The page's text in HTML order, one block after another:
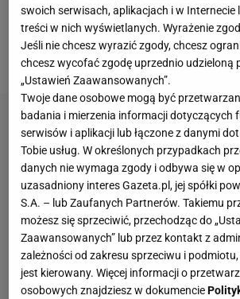
opublikowała na plk.pl dane o
halach. W roli głównej wystąpili
czyli kibice z Zielonej Góry.
swoich serwisach, aplikacjach i w Internecie
treści w nich wyświetlanych. Wyrażenie
Jeśli nie chcesz wyrazić zgody, chcesz
chcesz wycofać zgodę uprzednio udzieloną
„Ustawień Zaawansowanych”.
Twoje dane osobowe mogą być
badania i mierzenia informacji dotyczących
serwisów i aplikacji lub łączone z danymi
Tobie usług. W określonych przypadkach
danych nie wymaga zgody i odbywa się w
uzasadniony interes Gazeta.pl, jej spółki
S.A. – lub Zaufanych Partnerów. Takiemu
możesz się sprzeciwić, przechodząc do
Zaawansowanych” lub przez kontakt z
zależności od zakresu sprzeciwu i
jest kierowany. Więcej informacji o
osobowych znajdziesz w dokumencie